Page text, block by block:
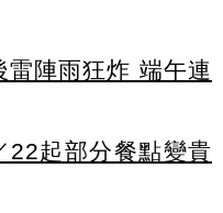
陣雨狂炸 端午連
22起部分餐點變貴